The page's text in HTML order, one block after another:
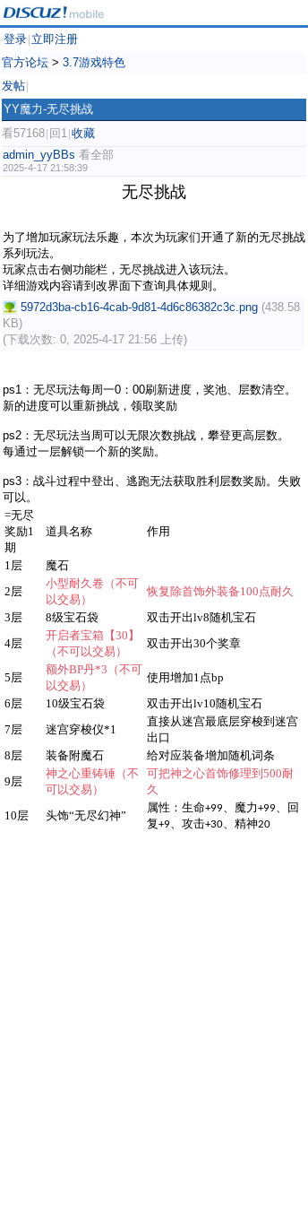
登录 立即注册
官方论坛 > 3.7游戏特色
发帖
YY魔力-无尽挑战
看57168 回1 收藏
admin_yyBBs 看全部
2025-4-17 21:58:39
无尽挑战
为了增加玩家玩法乐趣，本次为玩家们开通了新的无尽挑战
系列玩法。
玩家点击右侧功能栏，无尽挑战进入该玩法。
详细游戏内容请到改界面下查询具体规则。
5972d3ba-cb16-4cab-9d81-4d6c86382c3c.png (438.58
KB)
(下载次数: 0, 2025-4-17 21:56 上传)
ps1：无尽玩法每周一0：00刷新进度，奖池、层数清空。
新的进度可以重新挑战，领取奖励
ps2：无尽玩法当周可以无限次数挑战，攀登更高层数。
每通过一层解锁一个新的奖励。
ps3：战斗过程中登出、逃跑无法获取胜利层数奖励。失败
可以。
=无尽
奖励1
期
道具名称 作用
1层
魔石
2层
小型耐久卷（不可
以交易）
恢复除首饰外装备100点耐久
3层
8级宝石袋 双击开出lv8随机宝石
4层
开启者宝箱【30】
（不可以交易）
双击开出30个奖章
5层
额外BP丹*3（不可
以交易）
使用增加1点bp
6层
10级宝石袋 双击开出lv10随机宝石
7层
迷宫穿梭仪*1
直接从迷宫最底层穿梭到迷宫
出口
8层
装备附魔石
给对应装备增加随机词条
9层
神之心重铸锤（不
可以交易）
可把神之心首饰修理到 500耐
久
10层
头饰“无尽幻神”
属性：生命+99、魔力+99、回
复+9、攻击+30、精神20